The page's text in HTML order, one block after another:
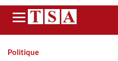
Menu
Politique